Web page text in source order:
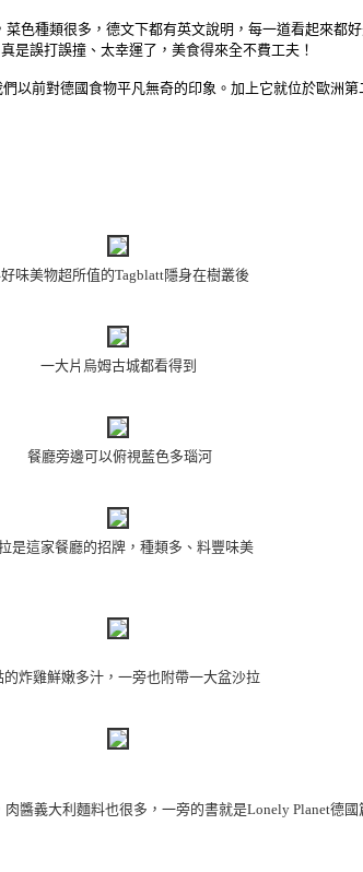
色種類很多，德文下都有英文說明，每一道看起來
是誤打誤撞、太幸運了，美食得來全不費工夫！
以前對德國食物平凡無奇的印象。加上它就位於歐洲
味美物超所值的Tagblatt隱身在樹叢後
一大片烏姆古城都看得到
餐廳旁邊可以俯視藍色多瑙河
是這家餐廳的招牌，種類多、料豐味美
的炸雞鮮嫩多汁，一旁也附帶一大盆沙拉
醬義大利麵料也很多，一旁的書就是Lonely Planet德國